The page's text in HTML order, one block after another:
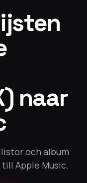
naar
och album
Apple Music.